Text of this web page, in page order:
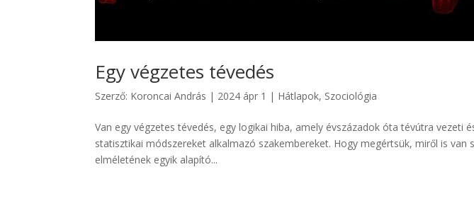
Egy végzetes tévedés
Szerző: Koroncai András | 2024 ápr 1 | Hátlapok, Szociológia
Van egy végzetes tévedés, egy logikai hiba, amely évszázadok óta tévútra vezeti
statisztikai módszereket alkalmazó szakembereket. Hogy megértsük, miről is van
elméletének egyik alapító...